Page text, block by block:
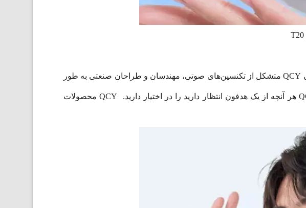
QCY در سال 2009 با هدف ایجاد دستگاه‌های صوتی با استانداردهای بالا تاسیس شد. تیم اختصاصی QCY متشکل از تکنسین‌های صوتی، مهندسان و طراحان صنعتی به طور
مداوم در حال بررسی پتانسیل صدا و فناوری‌های مرتبط هستند. با هدفون بی‌سیم مدل QCY T20 هر آنچه از یک هدفون انتظار دارید را در اختیار دارید. QCY محصولات